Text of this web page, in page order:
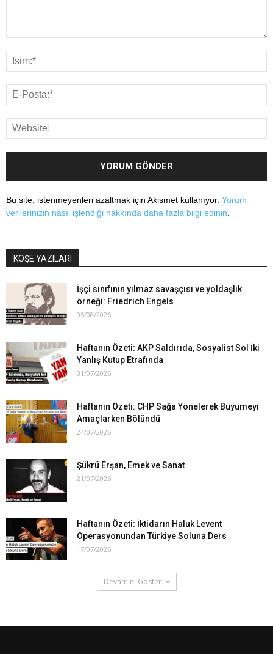
Bu site, istenmeyenleri azaltmak için Akismet kullanıyor. Yorum
verilerinizin nasıl işlendiği hakkında daha fazla bilgi edinin.
KÖŞE YAZILARI
İşçi sınıfının yılmaz savaşçısı ve yoldaşlık
örneği: Friedrich Engels
05/08/2026
Haftanın Özeti: AKP Saldırıda, Sosyalist Sol İki
Yanlış Kutup Etrafında
31/07/2026
Haftanın Özeti: CHP Sağa Yönelerek Büyümeyi
Amaçlarken Bölündü
24/07/2026
Şükrü Erşan, Emek ve Sanat
21/07/2026
Haftanın Özeti: İktidarın Haluk Levent
Operasyonundan Türkiye Soluna Ders
17/07/2026
Devamını Göster